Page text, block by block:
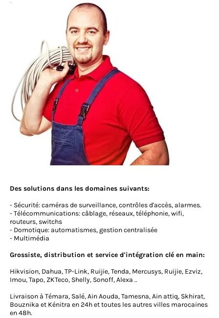
Des solutions dans les domaines suivants:
- Sécurité: caméras de surveillance, contrôles d'accès, alarmes.
- Télécommunications: câblage, réseaux, téléphonie, wifi,
routeurs, switchs
- Domotique: automatismes, gestion centralisée
- Multimédia
Grossiste, distribution et service d'intégration clé en main:
Hikvision, Dahua, TP-Link, Ruijie, Tenda, Mercusys, Ruijie, Ezviz,
Imou, Tapo, ZKTeco, Shelly, Sonoff, Alexa ..
Livraison à Témara, Salé, Ain Aouda, Tamesna, Ain attiq, Skhirat,
Bouznika et Kénitra en 24h et toutes les autres villes marocaines
en 48h.